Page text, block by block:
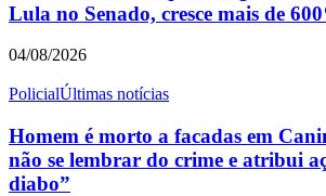
Lula no Senado, cresce mais de
04/08/2026
PolicialÚltimas notícias
Homem é morto a facadas em
não se lembrar do crime e atribui
diabo”